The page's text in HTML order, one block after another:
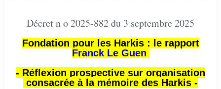
Décret n o 2025-882 du 3 septembre 2025
Fondation pour les Harkis : le rapport
Franck Le Guen
- Réflexion prospective sur organisation
consacrée à la mémoire des Harkis -